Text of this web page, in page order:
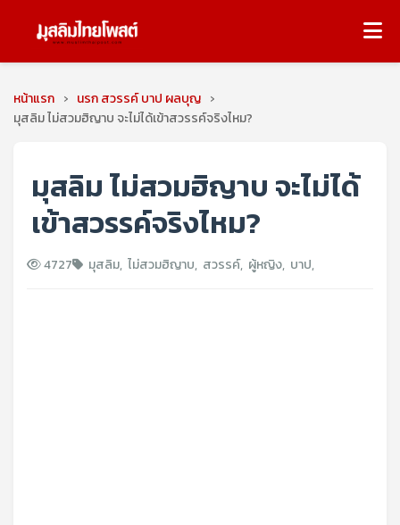
หน้าแรก › นรก สวรรค์ บาป ผลบุญ ›
มุสลิม ไม่สวมฮิญาบ จะไม่ได้เข้าสวรรค์จริงไหม?
มุสลิม ไม่สวมฮิญาบ จะไม่ได้
เข้าสวรรค์จริงไหม?
4727 มุสลิม, ไม่สวมฮิญาบ, สวรรค์, ผู้หญิง, บาป,